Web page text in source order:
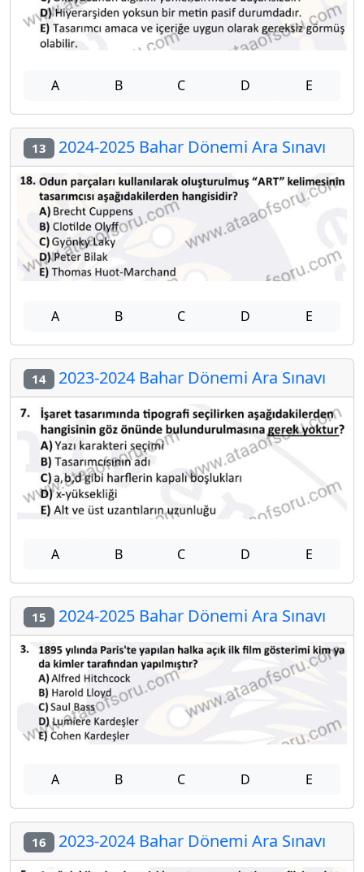
A B C D E
13 2024-2025 Bahar Dönemi Ara Sınavı
A B C D E
14 2023-2024 Bahar Dönemi Ara Sınavı
A B C D E
15 2024-2025 Bahar Dönemi Ara Sınavı
A B C D E
16 2023-2024 Bahar Dönemi Ara Sınavı